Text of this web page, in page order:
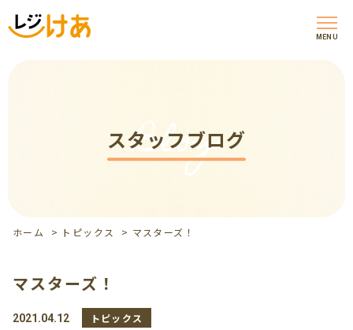
MENU
スタッフブログ
Blog
ホーム > トピックス > マスターズ！
マスターズ！
2021.04.12 トピックス